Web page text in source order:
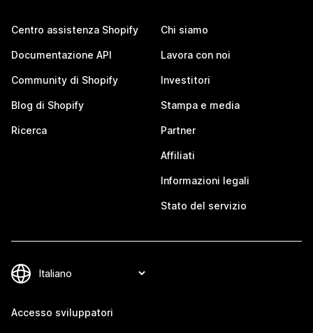
Centro assistenza Shopify
Documentazione API
Community di Shopify
Blog di Shopify
Ricerca
Chi siamo
Lavora con noi
Investitori
Stampa e media
Partner
Affiliati
Informazioni legali
Stato del servizio
Accesso sviluppatori